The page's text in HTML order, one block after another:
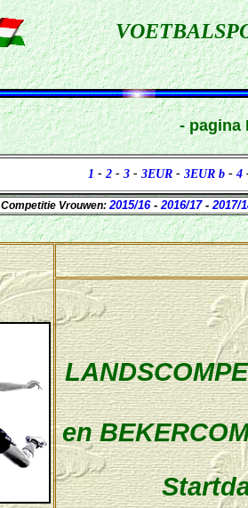
- pagina
1 - 2 - 3 - 3EUR - 3EUR b -4
Competitie Vrouwen:2015/16 -2016/17 -2017/
en